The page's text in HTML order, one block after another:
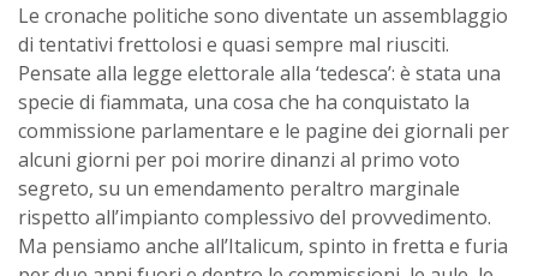
Le cronache politiche sono diventate un assemblaggio
di tentativi frettolosi e quasi sempre mal riusciti.
Pensate alla legge elettorale alla ‘tedesca’: è stata una
specie di fiammata, una cosa che ha conquistato la
commissione parlamentare e le pagine dei giornali per
alcuni giorni per poi morire dinanzi al primo voto
segreto, su un emendamento peraltro marginale
rispetto all’impianto complessivo del provvedimento.
Ma pensiamo anche all’Italicum, spinto in fretta e furia